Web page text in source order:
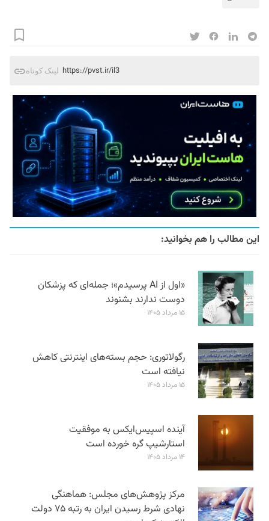
لینک کوتاه https://pvst.ir/il3
این مطالب را هم بخوانید:
«اول از AI پرسیدم»؛ جمله‌ای که پزشکان
دوست ندارند بشنوند
۱۵ مرداد ۱۴۰۵
رگولاتوری: حجم بسته‌های اینترنتی کاهش
نیافته است
۱۵ مرداد ۱۴۰۵
آینده اسپیس‌ایکس به موفقیت
استارشیپ گره خورده است
۱۴ مرداد ۱۴۰۵
مرکز پژوهش‌های مجلس: هماهنگی
نهادی شرط رسیدن ایران به رتبه ۷۵ دولت